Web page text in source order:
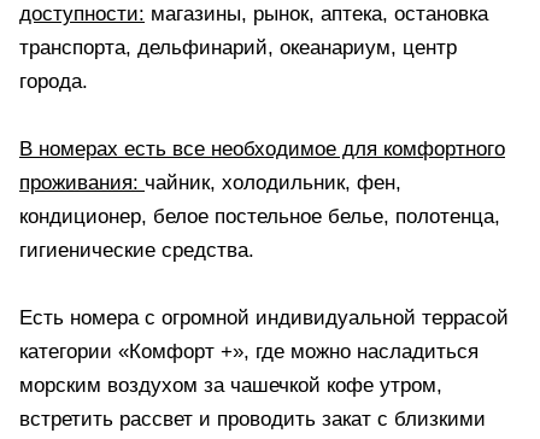
доступности: магазины, рынок, аптека, остановка
транспорта, дельфинарий, океанариум, центр
города.
В номерах есть все необходимое для комфортного
проживания: чайник, холодильник, фен,
кондиционер, белое постельное белье, полотенца,
гигиенические средства.
Есть номера с огромной индивидуальной террасой
категории «Комфорт +», где можно насладиться
морским воздухом за чашечкой кофе утром,
встретить рассвет и проводить закат с близкими